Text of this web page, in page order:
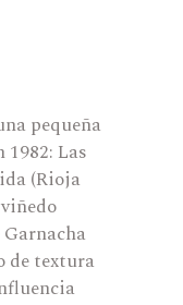
pequeña
1982: Las
(Rioja
de textura